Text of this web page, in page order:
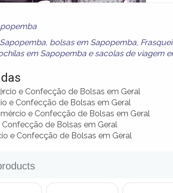
, bolsas em Sapopemba,
em Sapopemba e sacolas de viagem
e Confecção de Bolsas em Geral
e Confecção de Bolsas em Geral
e Confecção de Bolsas em Geral
de Bolsas em Geral
e Confecção de Bolsas em Geral